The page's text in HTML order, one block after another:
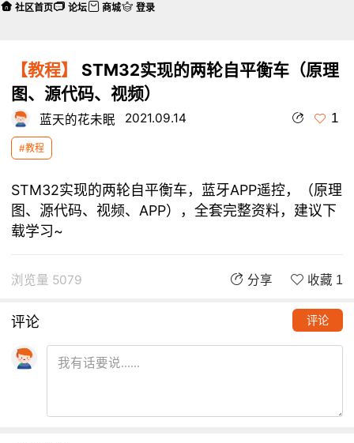
【教程】
STM32实现的两轮自平衡车（原理
图、源代码、视频）
蓝天的花未眠 2021.09.14 1
#教程
STM32实现的两轮自平衡车，蓝牙APP遥控，（原理
图、源代码、视频、APP），全套完整资料，建议下
载学习~
浏览量 5079 分享 收藏 1
评论 评论
社区首页 论坛 商城 登录